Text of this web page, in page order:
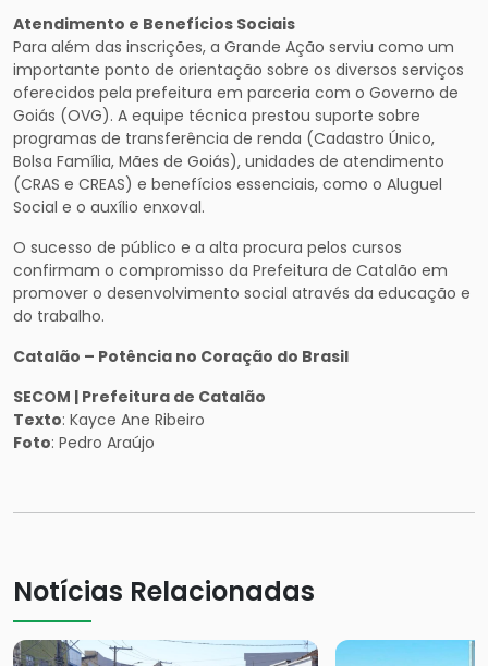
Atendimento e Benefícios Sociais
Para além das inscrições, a Grande Ação serviu como um
importante ponto de orientação sobre os diversos serviços
oferecidos pela prefeitura em parceria com o Governo de
Goiás (OVG). A equipe técnica prestou suporte sobre
programas de transferência de renda (Cadastro Único,
Bolsa Família, Mães de Goiás), unidades de atendimento
(CRAS e CREAS) e benefícios essenciais, como o Aluguel
Social e o auxílio enxoval.
O sucesso de público e a alta procura pelos cursos
confirmam o compromisso da Prefeitura de Catalão em
promover o desenvolvimento social através da educação e
do trabalho.
Catalão – Potência no Coração do Brasil
SECOM | Prefeitura de Catalão
Texto: Kayce Ane Ribeiro
Foto: Pedro Araújo
Notícias Relacionadas